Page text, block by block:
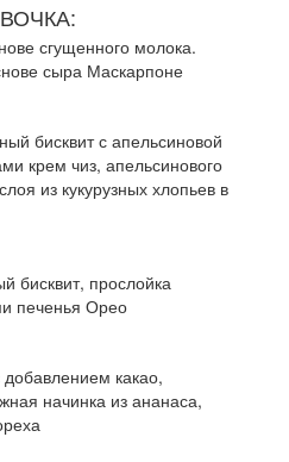
сгущенного молока.
сыра Маскарпоне
бисквит с апельсиновой
крем чиз, апельсинового
из кукурузных хлопьев в
бисквит, прослойка
печенья Орео
какао,
начинка из ананаса,